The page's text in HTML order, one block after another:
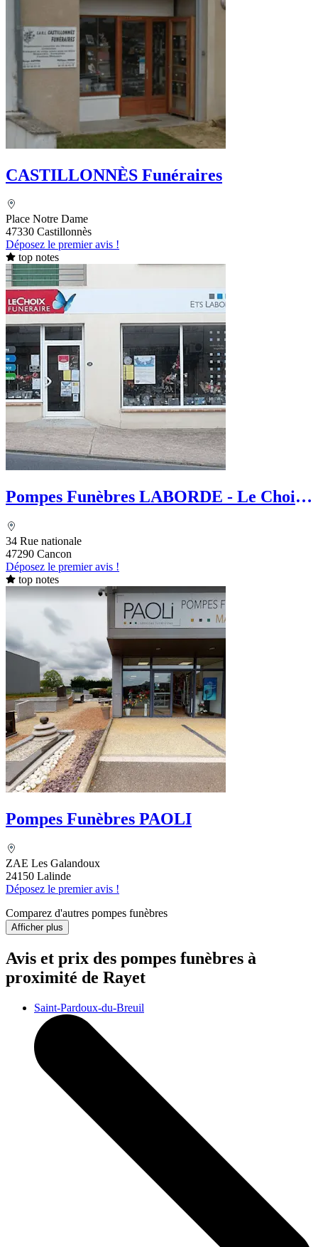
CASTILLONNÈS Funéraires
Place Notre Dame
47330 Castillonnès
Déposez le premier avis !
top notes
Pompes Funèbres LABORDE - Le Choix
34 Rue nationale
47290 Cancon
Déposez le premier avis !
top notes
Pompes Funèbres PAOLI
ZAE Les Galandoux
24150 Lalinde
Déposez le premier avis !
Comparez d'autres pompes funèbres
Afficher plus
Avis et prix des pompes funèbres à
proximité de Rayet
Saint-Pardoux-du-Breuil